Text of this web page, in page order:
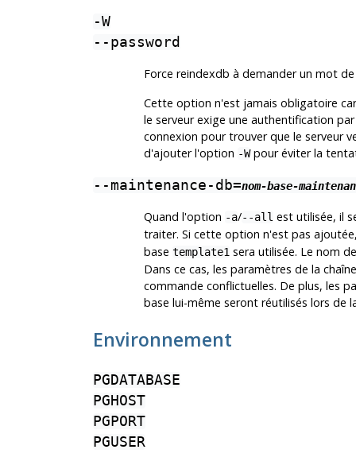
-W
--password
Force reindexdb à demander un mot
Cette option n'est jamais obligatoire
le serveur exige une authentification
connexion pour trouver que le serveur
d'ajouter l'option -Wpour éviter la
--maintenance-db=nom-base-
Quand l'option -a/--all est utilisée, il
traiter. Si cette option n'est pas
base template1sera utilisée. Le nom
Dans ce cas, les paramètres de la
commande conflictuelles. De plus, les
base lui-même seront réutilisés lors de
Environnement
PGDATABASE
PGHOST
PGPORT
PGUSER